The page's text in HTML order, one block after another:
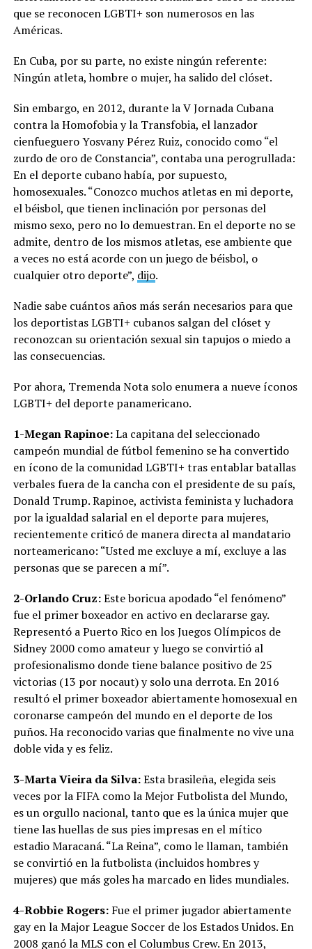
que se reconocen LGBTI+ son numerosos en las
Américas.
En Cuba, por su parte, no existe ningún referente:
Ningún atleta, hombre o mujer, ha salido del clóset.
Sin embargo, en 2012, durante la V Jornada Cubana
contra la Homofobia y la Transfobia, el lanzador
cienfueguero Yosvany Pérez Ruiz, conocido como “el
zurdo de oro de Constancia”, contaba una perogrullada:
En el deporte cubano había, por supuesto,
homosexuales. “Conozco muchos atletas en mi deporte,
el béisbol, que tienen inclinación por personas del
mismo sexo, pero no lo demuestran. En el deporte no se
admite, dentro de los mismos atletas, ese ambiente que
a veces no está acorde con un juego de béisbol, o
cualquier otro deporte”, dijo.
Nadie sabe cuántos años más serán necesarios para que
los deportistas LGBTI+ cubanos salgan del clóset y
reconozcan su orientación sexual sin tapujos o miedo a
las consecuencias.
Por ahora, Tremenda Nota solo enumera a nueve íconos
LGBTI+ del deporte panamericano.
1-Megan Rapinoe:La capitana del seleccionado
campeón mundial de fútbol femenino se ha convertido
en ícono de la comunidad LGBTI+ tras entablar batallas
verbales fuera de la cancha con el presidente de su país,
Donald Trump. Rapinoe, activista feminista y luchadora
por la igualdad salarial en el deporte para mujeres,
recientemente criticó de manera directa al mandatario
norteamericano: “Usted me excluye a mí, excluye a las
personas que se parecen a mí”.
2-Orlando Cruz:Este boricua apodado “el fenómeno”
fue el primer boxeador en activo en declararse gay.
Representó a Puerto Rico en los Juegos Olímpicos de
Sidney 2000 como amateur y luego se convirtió al
profesionalismo donde tiene balance positivo de 25
victorias (13 por nocaut) y solo una derrota. En 2016
resultó el primer boxeador abiertamente homosexual en
coronarse campeón del mundo en el deporte de los
puños. Ha reconocido varias que finalmente no vive una
doble vida y es feliz.
3-Marta Vieira da Silva:Esta brasileña, elegida seis
veces por la FIFA como la Mejor Futbolista del Mundo,
es un orgullo nacional, tanto que es la única mujer que
tiene las huellas de sus pies impresas en el mítico
estadio Maracaná. “La Reina”, como le llaman, también
se convirtió en la futbolista (incluidos hombres y
mujeres) que más goles ha marcado en lides mundiales.
4-Robbie Rogers: Fue el primer jugador abiertamente
gay en la Major League Soccer de los Estados Unidos. En
2008 ganó la MLS con el Columbus Crew. En 2013,